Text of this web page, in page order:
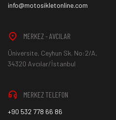
Aksi durum söz konusu
*İade ve Değişim sürecinde
Ürün mağazamıza
hesaba ya da Kredi Kartına
info@motosikletonline.com
MERKEZ - AVCILAR
Üniversite, Ceyhun Sk. No:2/A,
34320 Avcılar/İstanbul
MERKEZ TELEFON
+90 532 778 66 86